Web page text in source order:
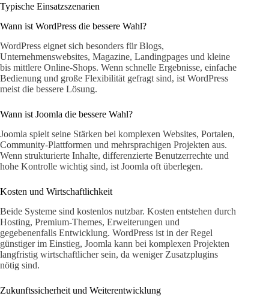
Typische Einsatzszenarien
Wann ist WordPress die bessere Wahl?
WordPress eignet sich besonders für Blogs,
Unternehmenswebsites, Magazine, Landingpages und kleine
bis mittlere Online-Shops. Wenn schnelle Ergebnisse, einfache
Bedienung und große Flexibilität gefragt sind, ist WordPress
meist die bessere Lösung.
Wann ist Joomla die bessere Wahl?
Joomla spielt seine Stärken bei komplexen Websites, Portalen,
Community-Plattformen und mehrsprachigen Projekten aus.
Wenn strukturierte Inhalte, differenzierte Benutzerrechte und
hohe Kontrolle wichtig sind, ist Joomla oft überlegen.
Kosten und Wirtschaftlichkeit
Beide Systeme sind kostenlos nutzbar. Kosten entstehen durch
Hosting, Premium-Themes, Erweiterungen und
gegebenenfalls Entwicklung. WordPress ist in der Regel
günstiger im Einstieg, Joomla kann bei komplexen Projekten
langfristig wirtschaftlicher sein, da weniger Zusatzplugins
nötig sind.
Zukunftssicherheit und Weiterentwicklung